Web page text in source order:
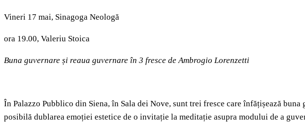
Vineri 17 mai, Sinagoga Neologă
ora 19.00, Valeriu Stoica
Buna guvernare și reaua guvernare în 3 fresce de Ambrogio Lorenzetti
În Palazzo Pubblico din Siena, în Sala dei Nove, sunt trei fresce care înfățișează
posibilă dublarea emoției estetice de o invitație la meditație asupra modului de a